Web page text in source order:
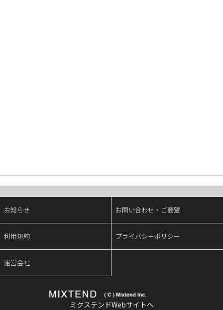
お知らせ お問い合わせ・ご要望
利用規約 プライバシーポリシー
運営会社
ミクステンドWebサイトへ